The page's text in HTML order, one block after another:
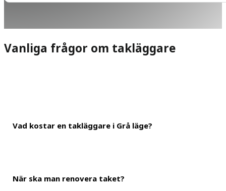
Vanliga frågor om takläggare
Vad kostar en takläggare i Grå läge?
En ungefärlig kostnad är 600 kronor i timmen för takläggning i
När ska man renovera taket?